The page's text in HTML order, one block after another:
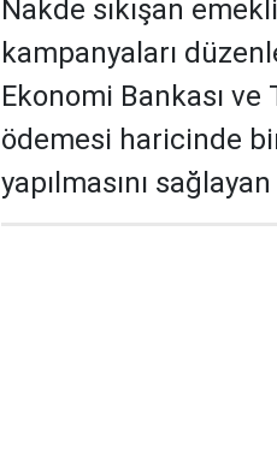
Nakde sıkışan
kampanyaları
Ekonomi Bankası ve
ödemesi haricinde
yapılmasını